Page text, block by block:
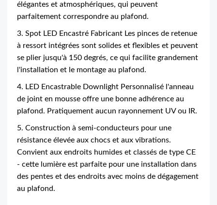
élégantes et atmosphériques, qui peuvent
parfaitement correspondre au plafond.
3. Spot LED Encastré Fabricant Les pinces de retenue
à ressort intégrées sont solides et flexibles et peuvent
se plier jusqu'à 150 degrés, ce qui facilite grandement
l'installation et le montage au plafond.
4. LED Encastrable Downlight Personnalisé l'anneau
de joint en mousse offre une bonne adhérence au
plafond. Pratiquement aucun rayonnement UV ou IR.
5. Construction à semi-conducteurs pour une
résistance élevée aux chocs et aux vibrations.
Convient aux endroits humides et classés de type CE
- cette lumière est parfaite pour une installation dans
des pentes et des endroits avec moins de dégagement
au plafond.